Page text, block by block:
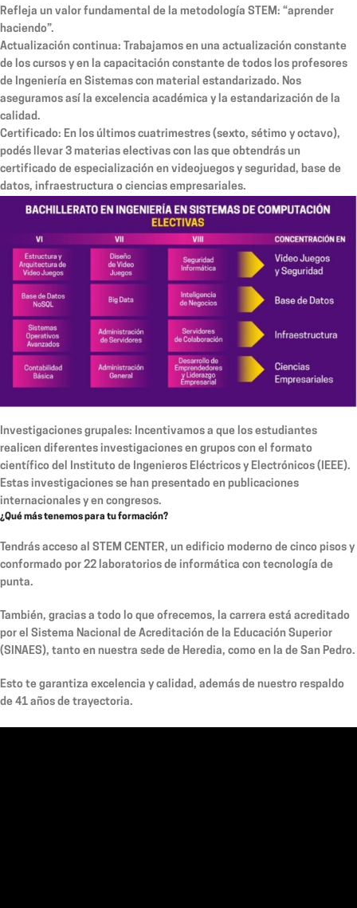
Refleja un valor fundamental de la metodología STEM: “aprender
haciendo”.
Actualización continua:
Trabajamos en una actualización constante
de los cursos y en la capacitación constante de todos los profesores
de Ingeniería en Sistemas con material estandarizado. Nos
aseguramos así la excelencia académica y la estandarización de la
calidad.
Certificado: En los últimos cuatrimestres (sexto, sétimo y octavo),
podés llevar 3 materias electivas con las que obtendrás un
certificado de especialización en videojuegos y seguridad, base de
datos, infraestructura o ciencias empresariales.
Investigaciones grupales: Incentivamos a que los estudiantes
realicen diferentes investigaciones en grupos con el formato
científico del Instituto de Ingenieros Eléctricos y Electrónicos (IEEE).
Estas investigaciones se han presentado en publicaciones
internacionales y en congresos.
¿Qué más tenemos para tu formación?
Tendrás acceso al STEM CENTER, un edificio moderno de cinco pisos y
conformado por 22 laboratorios de informática con tecnología de
punta.
También, gracias a todo lo que ofrecemos, la carrera está acreditado
por el Sistema Nacional de Acreditación de la Educación Superior
(SINAES), tanto en nuestra sede de Heredia, como en la de San Pedro.
Esto te garantiza excelencia y calidad, además de nuestro respaldo
de 41 años de trayectoria.